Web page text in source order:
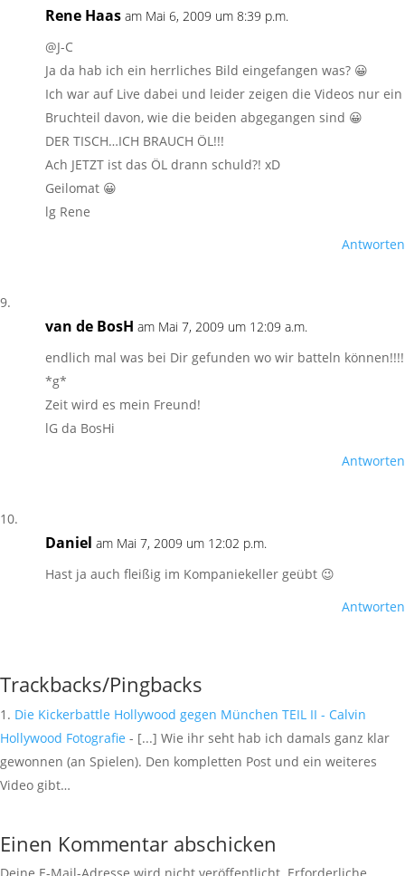
Rene Haas am Mai 6, 2009 um 8:39 p.m.
@J-C
Ja da hab ich ein herrliches Bild eingefangen was? 😀
Ich war auf Live dabei und leider zeigen die Videos nur ein
Bruchteil davon, wie die beiden abgegangen sind 😀
DER TISCH…ICH BRAUCH ÖL!!!
Ach JETZT ist das ÖL drann schuld?! xD
Geilomat 😀
lg Rene
Antworten
van de BosH am Mai 7, 2009 um 12:09 a.m.
endlich mal was bei Dir gefunden wo wir batteln können!!!!
*g*
Zeit wird es mein Freund!
lG da BosHi
Antworten
Daniel am Mai 7, 2009 um 12:02 p.m.
Hast ja auch fleißig im Kompaniekeller geübt 😉
Antworten
Trackbacks/Pingbacks
Die Kickerbattle Hollywood gegen München TEIL II - Calvin
Hollywood Fotografie - [...] Wie ihr seht hab ich damals ganz klar
gewonnen (an Spielen). Den kompletten Post und ein weiteres
Video gibt…
Einen Kommentar abschicken